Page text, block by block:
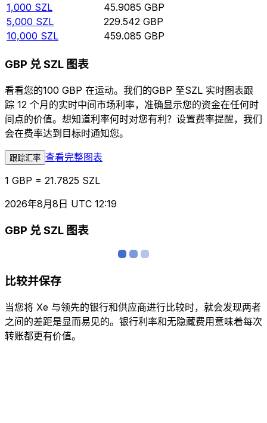
1,000 SZL 45.9085 GBP
5,000 SZL 229.542 GBP
10,000 SZL 459.085 GBP
GBP 兑 SZL 图表
看看您的100 GBP 在运动。我们的GBP 至SZL 实时图表跟
踪 12 个月的实时中间市场利率，准确显示您的资金在任何时
间点的价值。想知道利率何时对您有利？设置费率提醒，我们
会在费率达到目标时通知您。
跟踪汇率 查看完整图表
1 GBP = 21.7825 SZL
2026年8月8日 UTC 12:19
GBP 兑 SZL 图表
比较并保存
当您将 Xe 与领先的银行和供应商进行比较时，就会发现两者
之间的差距是显而易见的。银行利率和无隐藏费用意味着每次
转账都更有价值。